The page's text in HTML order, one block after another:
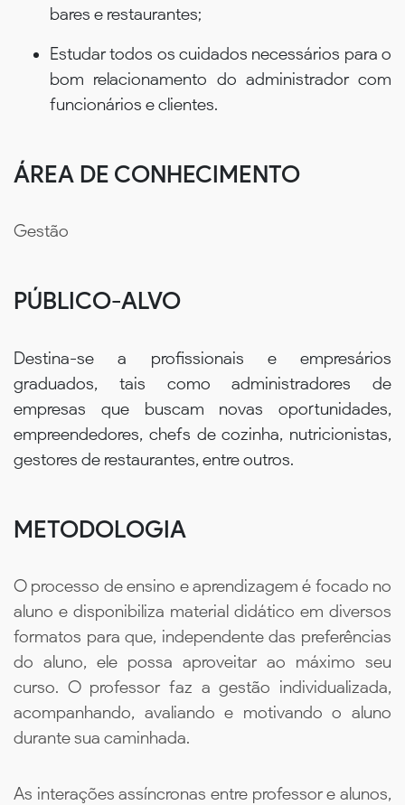
bares e restaurantes;
Estudar todos os cuidados necessários para o
bom relacionamento do administrador com
funcionários e clientes.
ÁREA DE CONHECIMENTO
Gestão
PÚBLICO-ALVO
Destina-se a profissionais e empresários
graduados, tais como administradores de
empresas que buscam novas oportunidades,
empreendedores, chefs de cozinha, nutricionistas,
gestores de restaurantes, entre outros.
METODOLOGIA
O processo de ensino e aprendizagem é focado no
aluno e disponibiliza material didático em diversos
formatos para que, independente das preferências
do aluno, ele possa aproveitar ao máximo seu
curso. O professor faz a gestão individualizada,
acompanhando, avaliando e motivando o aluno
durante sua caminhada.
As interações assíncronas entre professor e alunos,